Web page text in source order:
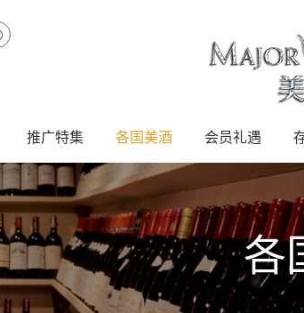
推广特集 各国美酒 会员礼遇
各